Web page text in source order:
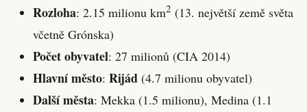
Rozloha: 2.15 milionu km2 (13. největší země světa
včetně Grónska)
Počet obyvatel: 27 milionů (CIA 2014)
Hlavní město: Rijád (4.7 milionu obyvatel)
Další města: Mekka (1.5 milionu), Medina (1.1